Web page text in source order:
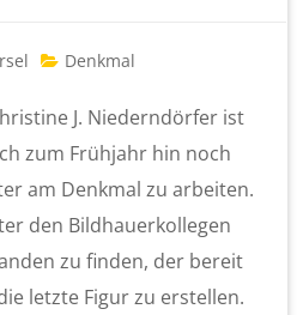
Denkmal
J. Niederndörfer ist
zum Frühjahr hin noch
am Denkmal zu arbeiten.
den Bildhauerkollegen
zu finden, der bereit
letzte Figur zu erstellen.